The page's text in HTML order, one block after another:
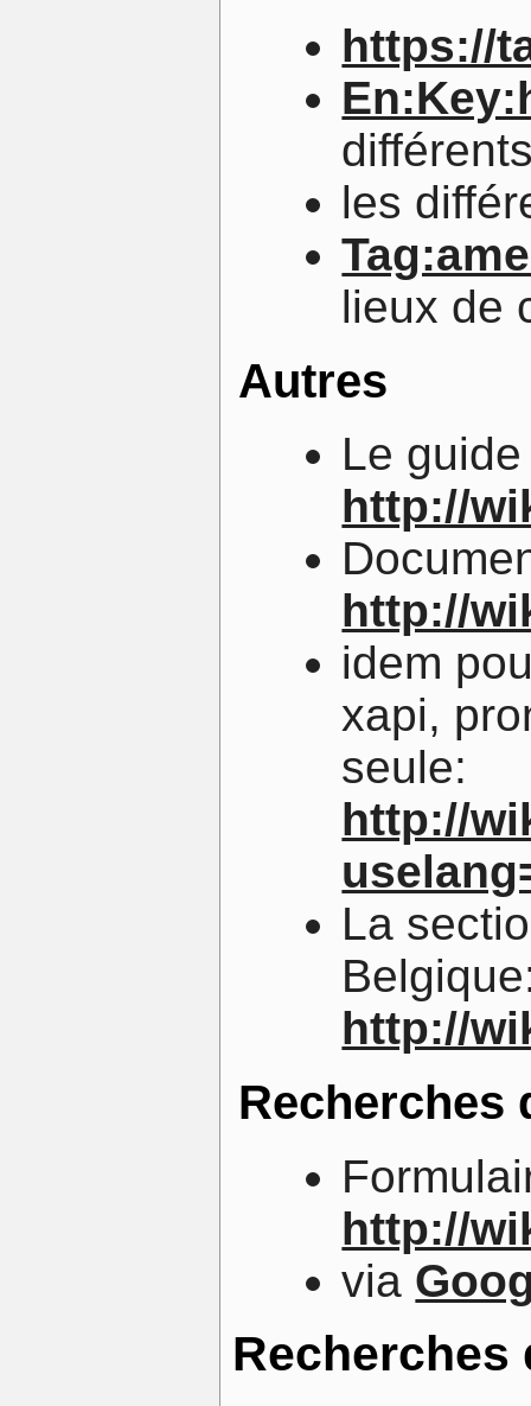
https://
les
lieux de
Autres
Le
http://
http://
idem
xapi,
seule:
http://
La
http://
Recherches
http://
via
Recherches